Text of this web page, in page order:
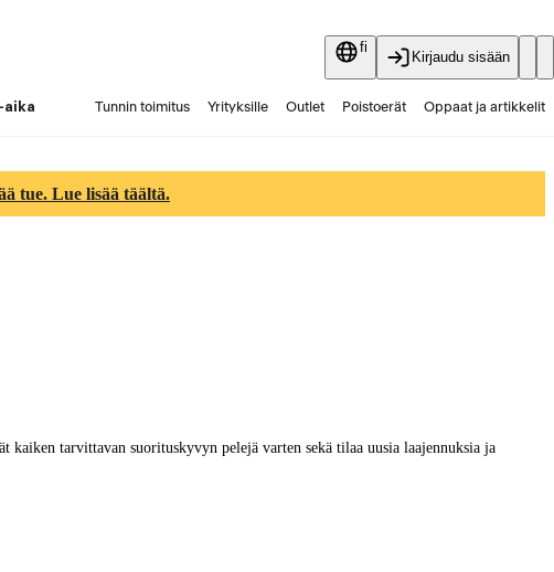
fi
Kirjaudu sisään
aika Tunnin toimitus Yrityksille Outlet Poistoerät Oppaat ja artikkelit
tue. Lue lisää täältä.
tarvittavan suorituskyvyn pelejä varten sekä tilaa uusia laajennuksia ja